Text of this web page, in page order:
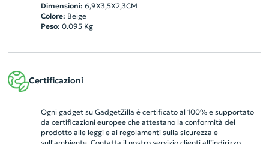
Dimensioni: 6,9X3,5X2,3CM
Colore: Beige
Peso: 0.095Kg
Certificazioni
Ogni gadget su GadgetZilla è certificato al 100% e supportato
da certificazioni europee che attestano la conformità del
prodotto alle leggi e ai regolamenti sulla sicurezza e
sull'ambiente. Contatta il nostro servizio clienti all’indirizzo